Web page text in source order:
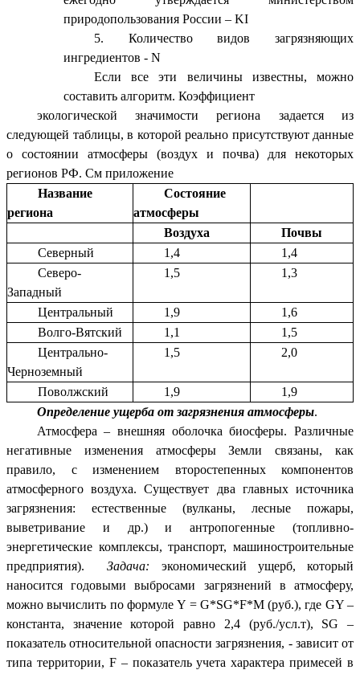
природопользования России – KI
Количество видов загрязняющих
ингредиентов - N
Если все эти величины известны, можно
составить алгоритм. Коэффициент
экологической значимости региона задается из
следующей таблицы, в которой реально присутствуют данные
о состоянии атмосферы (воздух и почва) для некоторых
регионов РФ. См приложение
Название
региона
Состояние
атмосферы
Воздуха
Почвы
Северный
1,4
1,4
Северо-
Западный
1,5 1,3
Центральный 1,9
1,6
Волго-Вятский
1,1
1,5
Центрально-
Черноземный
1,5 2,0
Поволжский 1,9
1,9
Определение ущерба от загрязнения атмосферы.
Атмосфера – внешняя оболочка биосферы. Различные
негативные изменения атмосферы Земли связаны, как
правило, с изменением второстепенных компонентов
атмосферного воздуха. Существует два главных источника
загрязнения: естественные (вулканы, лесные пожары,
выветривание и др.) и антропогенные (топливно-
энергетические комплексы, транспорт, машиностроительные
предприятия).Задача: экономический ущерб, который
наносится годовыми выбросами загрязнений в атмосферу,
можно вычислить по формуле Y = G*SG*F*M (руб.), где GY –
константа, значение которой равно 2,4 (руб./усл.т), SG –
показатель относительной опасности загрязнения, - зависит от
типа территории, F – показатель учета характера примесей в